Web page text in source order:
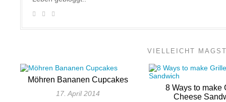
VIELLEICHT
Möhren Bananen Cupcakes
17. April 2014
8 Ways to make
Cheese